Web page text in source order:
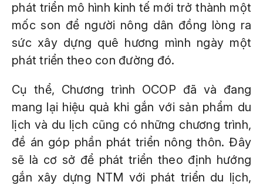
phát triển mô hình kinh tế mới trở thành một
mốc son để người nông dân đồng lòng ra
sức xây dựng quê hương mình ngày một
phát triển theo con đường đó.
Cụ thể, Chương trình OCOP đã và đang
mang lại hiệu quả khi gắn với sản phẩm du
lịch và du lịch cũng có những chương trình,
đề án góp phần phát triển nông thôn. Đây
sẽ là cơ sở để phát triển theo định hướng
gắn xây dựng NTM với phát triển du lịch,